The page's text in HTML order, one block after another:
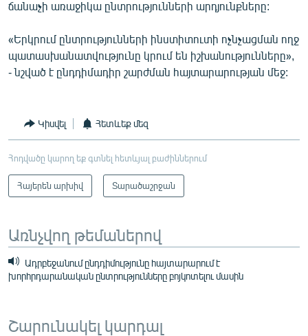
ճանաչի առաջիկա ընտրությունների արդյունքները:
«Երկրում ընտրությունների ինստիտուտի ոչնչացման ողջ
պատասխանատվությունը կրում են իշխանությունները»,
- նշված է ընդդիմադիր շարժման հայտարարության մեջ:
Կիսվել Հետևեք մեզ
Հոդվածը կարող եք գտնել հետևյալ բաժիններում
Հայերեն արխիվ Տարածաշրջան
Առնչվող թեմաներով
Ադրբեջանում ընդդիմությունը հայտարարում է
խորհրդարանական ընտրությունները բոյկոտելու մասին
Շարունակել կարդալ